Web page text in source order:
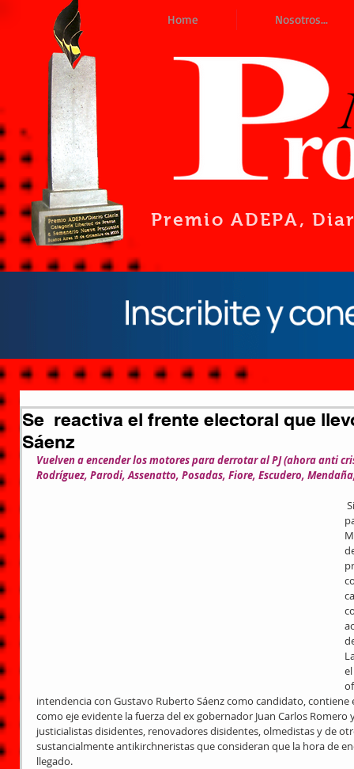
Home Nosotros...
Premio ADEPA,
Se reactiva el frente electoral que
Sáenz
Vuelven a encender los motores para derrotar al PJ (ahora anti
Rodríguez, Parodi, Assenatto, Posadas, Fiore, Escudero,
intendencia con Gustavo Ruberto Sáenz como candidato,
como eje evidente la fuerza del ex gobernador Juan Carlos
justicialistas disidentes, renovadores disidentes, olmedistas y de
sustancialmente antikirchneristas que consideran que la hora de
llegado.